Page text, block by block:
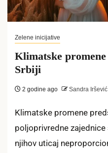
Zelene inicijative
Klimatske
Srbiji
2 godine ago Sandra Iršević
Klimatske promene
poljoprivredne
njihov uticaj